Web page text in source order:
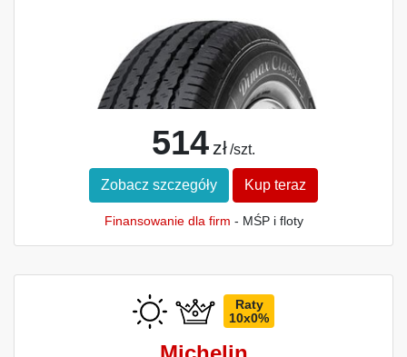
514 zł /szt.
Zobacz szczegóły Kup teraz
Finansowanie dla firm - MŚP i floty
Raty
10x0%